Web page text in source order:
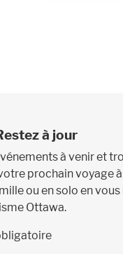
à jour
à venir et
prochain voyage
ou en solo en
Ottawa.